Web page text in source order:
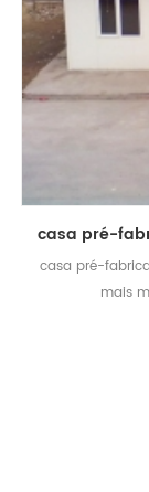
casa pré-
mais